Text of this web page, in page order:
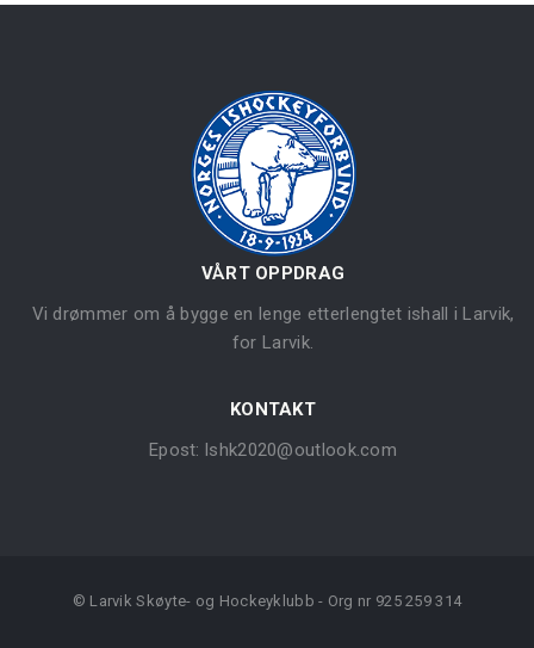
VÅRT OPPDRAG
Vi drømmer om å bygge en lenge etterlengtet ishall i Larvik,
for Larvik.
KONTAKT
Epost:lshk2020@outlook.com
© Larvik Skøyte- og Hockeyklubb - Org nr 925 259 314